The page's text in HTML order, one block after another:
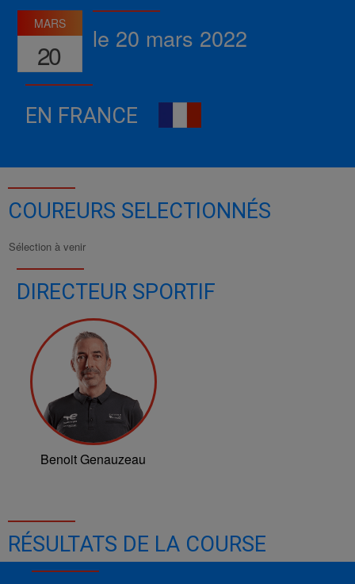
MARS
20
le 20 mars 2022
EN FRANCE
COUREURS SELECTIONNÉS
Sélection à venir
DIRECTEUR SPORTIF
Benoit Genauzeau
RÉSULTATS DE LA COURSE